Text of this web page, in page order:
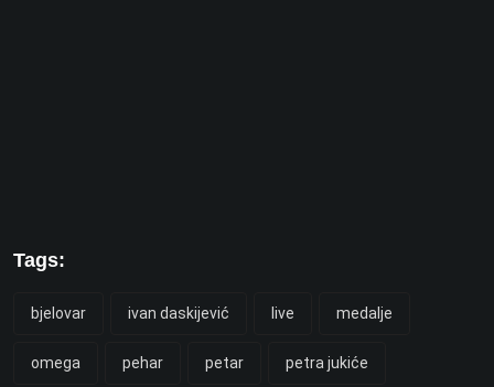
Tags:
bjelovar ivan daskijević live medalje
omega pehar petar petra jukiće